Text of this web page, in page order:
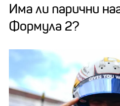
Има ли парични
Формула 2?